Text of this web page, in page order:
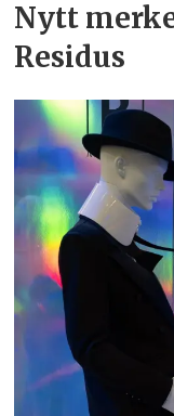
Nytt
Residus